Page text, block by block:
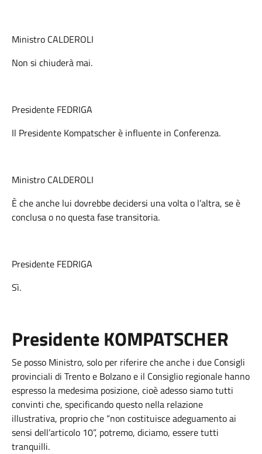
Ministro CALDEROLI
Non si chiuderà mai.
Presidente FEDRIGA
Il Presidente Kompatscher è influente in Conferenza.
Ministro CALDEROLI
È che anche lui dovrebbe decidersi una volta o l’altra, se è
conclusa o no questa fase transitoria.
Presidente FEDRIGA
Sì.
Presidente KOMPATSCHER
Se posso Ministro, solo per riferire che anche i due Consigli
provinciali di Trento e Bolzano e il Consiglio regionale hanno
espresso la medesima posizione, cioè adesso siamo tutti
convinti che, specificando questo nella relazione
illustrativa, proprio che “non costituisce adeguamento ai
sensi dell’articolo 10”, potremo, diciamo, essere tutti
tranquilli.